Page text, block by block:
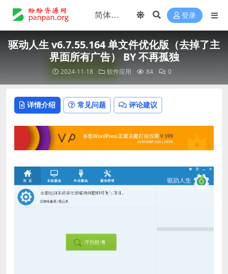
登录
驱动人生 v6.7.55.164 单文件优化版（去掉了主
界面所有广告） BY 不再孤独
2024-11-18 软件应用 84 0
详情介绍 常见问题 评论建议